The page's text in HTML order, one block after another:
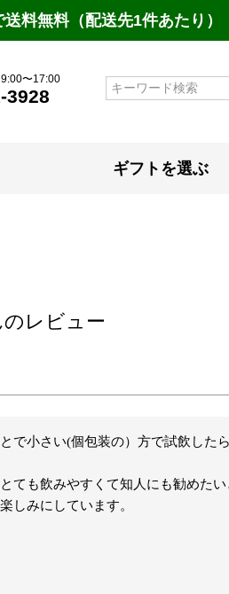
料無料（配送先1件あたり）
〜17:00
3928
ギフトを選ぶ
レビュー
で小さい(個包装の）方で試飲した
ても飲みやすくて知人にも勧めた
しみにしています。